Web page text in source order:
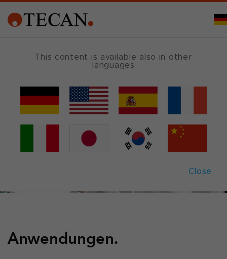
This content is available also in other
languages
Close
Anwendungen.